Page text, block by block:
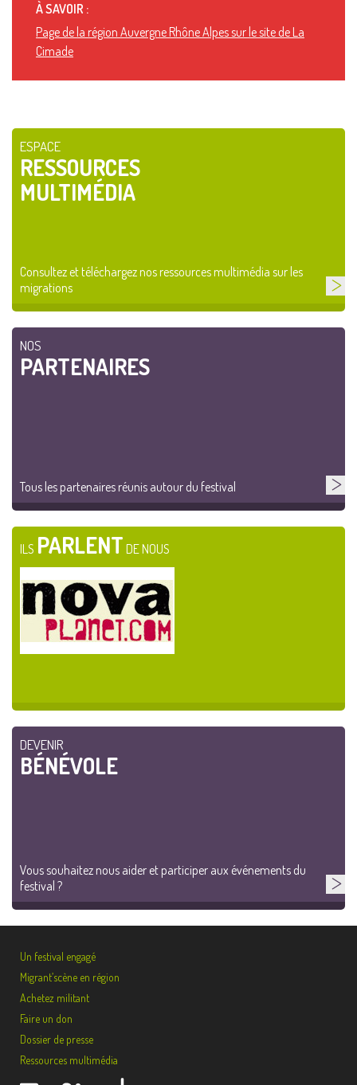
À SAVOIR :
Page de la région Auvergne Rhône Alpes sur le site de La
Cimade
ESPACE
RESSOURCES
MULTIMÉDIA
Consultez et téléchargez nos ressources multimédia sur les
migrations
NOS
PARTENAIRES
Tous les partenaires réunis autour du festival
ILS PARLENT DE NOUS
DEVENIR
BÉNÉVOLE
Vous souhaitez nous aider et participer aux événements du
festival ?
Un festival engagé
Migrant’scène en région
Achetez militant
Faire un don
Dossier de presse
Ressources multimédia